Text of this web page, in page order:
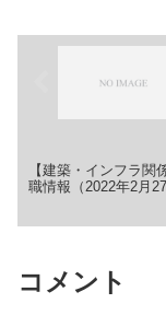
【建築・インフラ関
職情報（2022年2月27
コメント